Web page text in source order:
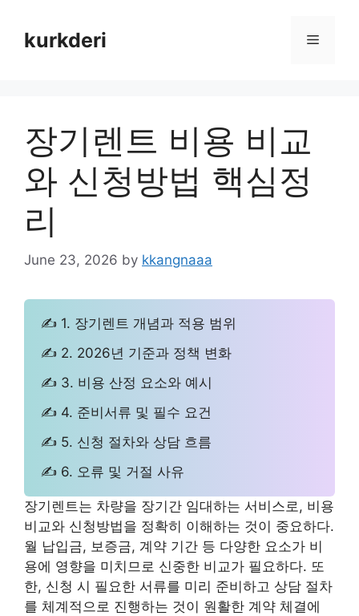
contentkurkderi Menu
장기렌트 비용 비교
와 신청방법 핵심정
리
June 23, 2026 by kkangnaaa
✍ 1. 장기렌트 개념과 적용 범위
✍ 2. 2026년 기준과 정책 변화
✍ 3. 비용 산정 요소와 예시
✍ 4. 준비서류 및 필수 요건
✍ 5. 신청 절차와 상담 흐름
✍ 6. 오류 및 거절 사유
장기렌트는 차량을 장기간 임대하는 서비스로, 비용
비교와 신청방법을 정확히 이해하는 것이 중요하다.
월 납입금, 보증금, 계약 기간 등 다양한 요소가 비
용에 영향을 미치므로 신중한 비교가 필요하다. 또
한, 신청 시 필요한 서류를 미리 준비하고 상담 절차
를 체계적으로 진행하는 것이 원활한 계약 체결에